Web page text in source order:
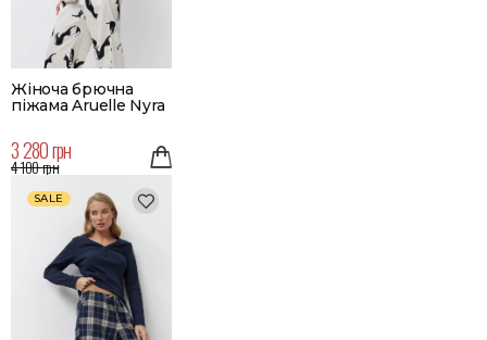
Жіноча брючна
піжама Aruelle Nyra
3 280 грн
4 100 грн
SALE